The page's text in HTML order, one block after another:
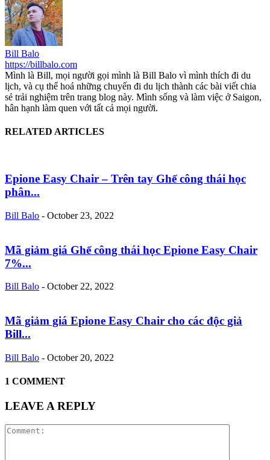
Bill Balo
https://billbalo.com
Mình là Bill, mọi người gọi mình là Bill Balo vì mình thích đi du
lịch, và cụ thể hoá những chuyến đi du lịch thành các bài viết chia
sẻ trải nghiệm trên trang blog này. Mình sống và làm việc ở Saigon,
hân hạnh làm quen với tất cả mọi người.
RELATED ARTICLES
Epione Easy Chair – Trên tay Ghế công thái học
phân...
Bill Balo - October 23, 2022
Mã giảm giá Ghế công thái học Epione Easy Chair
7%...
Bill Balo - October 22, 2022
Mã giảm giá Epione Easy Chair cho các độc giả
Bill...
Bill Balo - October 20, 2022
1 COMMENT
LEAVE A REPLY